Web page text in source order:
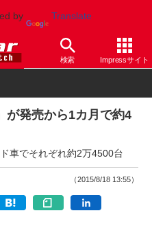
by Translate
検索 Impressサイト
ンタ
が発売から1カ月で約4
車でそれぞれ約2万4500台
（2015/8/18 13:55）